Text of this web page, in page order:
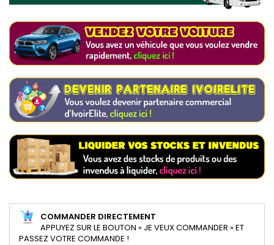
COMMANDER DIRECTEMENT
APPUYEZ SUR LE BOUTON « JE VEUX COMMANDER » ET
PASSEZ VOTRE COMMANDE !